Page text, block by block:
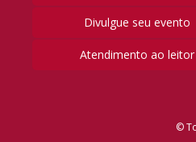
Divulgue seu evento
Atendimento ao leitor
©